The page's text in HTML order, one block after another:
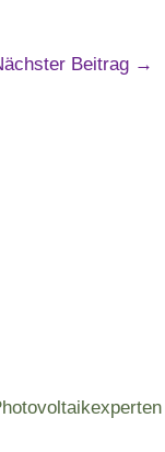
Beitrag →